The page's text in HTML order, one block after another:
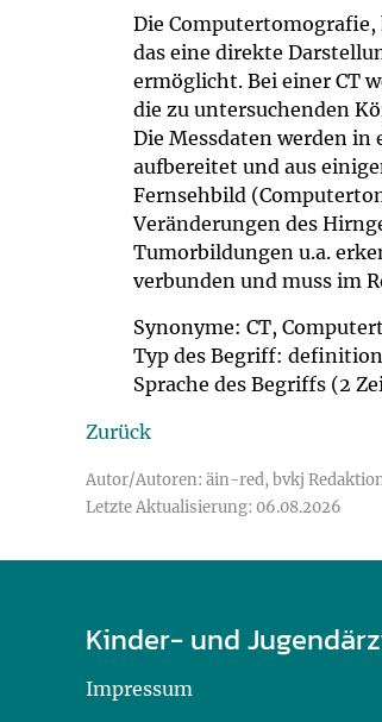
Die
das eine direkte
ermöglicht. Bei einer CT
die zu untersuchenden
Die Messdaten werden in
aufbereitet und aus
Fernsehbild
Veränderungen des
Tumorbildungen u.a.
verbunden und muss im
Synonyme: CT,
Typ des Begriff: definition
Sprache des Begriffs (2
Zurück
Autor/Autoren: äin-red, bvkj
Letzte Aktualisierung: 06.08.2026
Kinder- und
Impressum